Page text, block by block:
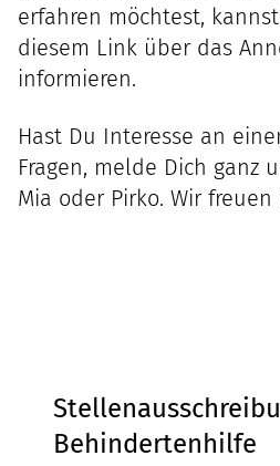
erfahren möchtest,
diesem Link über das
informieren.
Hast Du Interesse an
Fragen, melde Dich ganz
Mia oder Pirko. Wir
Behindertenhilfe